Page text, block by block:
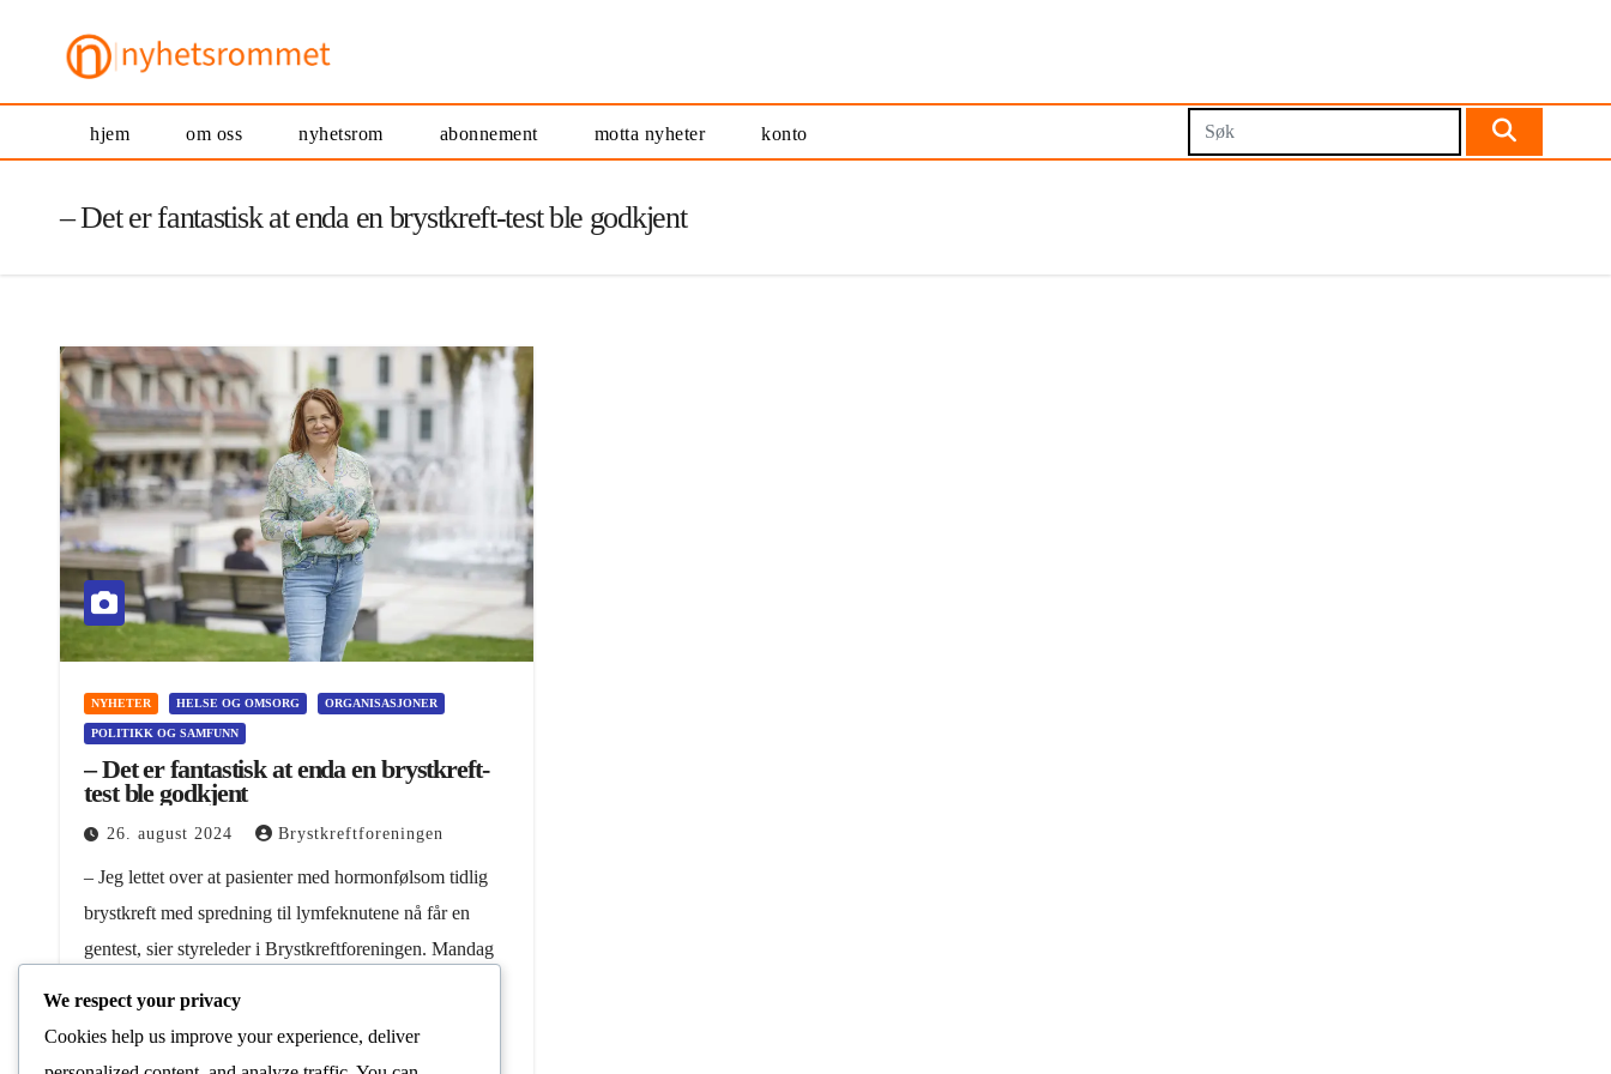
hjem om oss nyhetsrom abonnement motta nyheter konto
– Det er fantastisk at enda en brystkreft-test ble godkjent
NYHETER HELSE OG OMSORG ORGANISASJONER
POLITIKK OG SAMFUNN
– Det er fantastisk at enda en brystkreft-
test ble godkjent
26. august 2024 Brystkreftforeningen
– Jeg lettet over at pasienter med hormonfølsom tidlig
brystkreft med spredning til lymfeknutene nå får en
gentest, sier styreleder i Brystkreftforeningen. Mandag
We respect your privacy
Cookies help us improve your experience, deliver